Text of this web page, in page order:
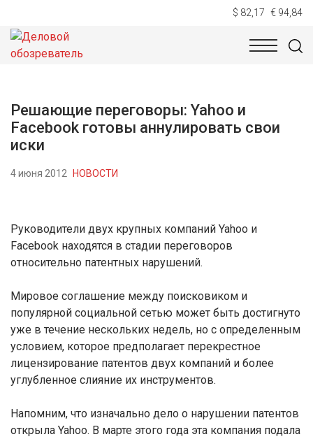
$ 82,17 € 94,84
НОВОСТИ
Решающие переговоры: Yahoo и
Facebook готовы аннулировать свои
иски
4 июня 2012 НОВОСТИ
Руководители двух крупных компаний Yahoo и
Facebook находятся в стадии переговоров
относительно патентных нарушений.
Мировое соглашение между поисковиком и
популярной социальной сетью может быть достигнуто
уже в течение нескольких недель, но с определенным
условием, которое предполагает перекрестное
лицензирование патентов двух компаний и более
углубленное слияние их инструментов.
Напомним, что изначально дело о нарушении патентов
открыла Yahoo. В марте этого года эта компания подала